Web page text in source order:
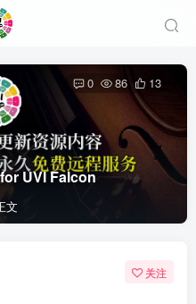
UVI Falcon
文
0 86 13
关注